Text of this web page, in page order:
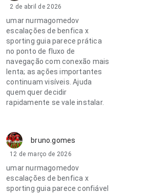
2 de abril de 2026
umar nurmagomedov
escalações de benfica x
sporting guia parece prática
no ponto de fluxo de
navegação com conexão mais
lenta; as ações importantes
continuam visíveis. Ajuda
quem quer decidir
rapidamente se vale instalar.
bruno.gomes
12 de março de 2026
umar nurmagomedov
escalações de benfica x
sporting guia parece confiável